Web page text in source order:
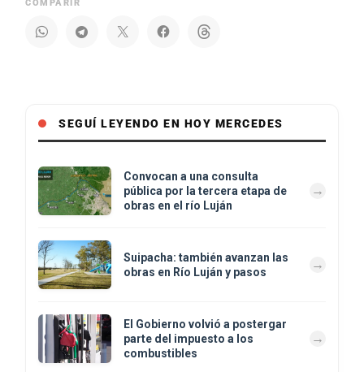
COMPARIR
SEGUÍ LEYENDO EN HOY MERCEDES
Convocan a una consulta
pública por la tercera etapa de
obras en el río Luján
Suipacha: también avanzan las
obras en Río Luján y pasos
El Gobierno volvió a postergar
parte del impuesto a los
combustibles